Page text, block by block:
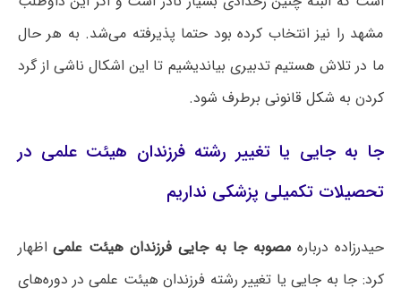
مشهد را نیز انتخاب کرده بود حتما پذیرفته می‌شد. به هر حال
ما در تلاش هستیم تدبیری بیاندیشیم تا این اشکال ناشی از گرد
کردن به شکل قانونی برطرف شود.
جا به جایی یا تغییر رشته فرزندان هیئت علمی در
تحصیلات تکمیلی پزشکی نداریم
حیدرزاده دربارهمصوبه جا به جایی فرزندان هیئت علمیاظهار
کرد: جا به جایی یا تغییر رشته فرزندان هیئت علمی در دوره‌های